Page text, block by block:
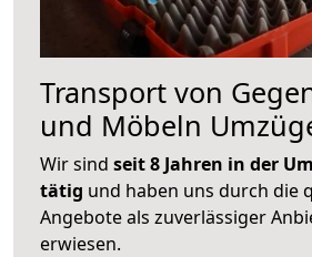
Transport von
und Möbeln
Wir sind seit 8 Jahren in der
tätig und haben uns durch die
Angebote als zuverlässiger
erwiesen.